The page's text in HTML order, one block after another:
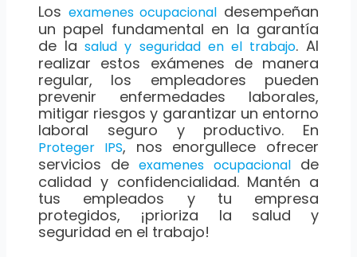
Los examenes ocupacional desempeñan
un papel fundamental en la garantía
de la salud y seguridad en el trabajo. Al
realizar estos exámenes de manera
regular, los empleadores pueden
prevenir enfermedades laborales,
mitigar riesgos y garantizar un entorno
laboral seguro y productivo. En
Proteger IPS, nos enorgullece ofrecer
servicios de examenes ocupacionalde
calidad y confidencialidad. Mantén a
tus empleados y tu empresa
protegidos, ¡prioriza la salud y
seguridad en el trabajo!